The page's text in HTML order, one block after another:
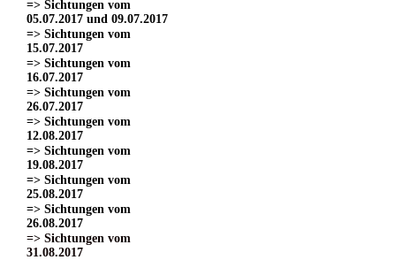
=> Sichtungen vom
05.07.2017 und 09.07.2017
=> Sichtungen vom
15.07.2017
=> Sichtungen vom
16.07.2017
=> Sichtungen vom
26.07.2017
=> Sichtungen vom
12.08.2017
=> Sichtungen vom
19.08.2017
=> Sichtungen vom
25.08.2017
=> Sichtungen vom
26.08.2017
=> Sichtungen vom
31.08.2017